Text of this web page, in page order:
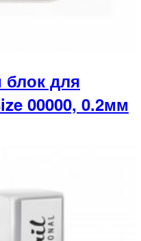
блок для
00000, 0.2мм